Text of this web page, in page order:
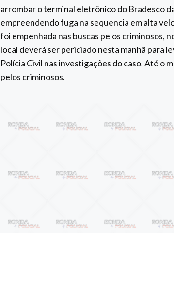
arrombar o terminal eletrônico do Bradesco
empreendendo fuga na sequencia em alta
foi empenhada nas buscas pelos criminosos,
local deverá ser periciado nesta manhã para
Polícia Civil nas investigações do caso. Até o
pelos criminosos.